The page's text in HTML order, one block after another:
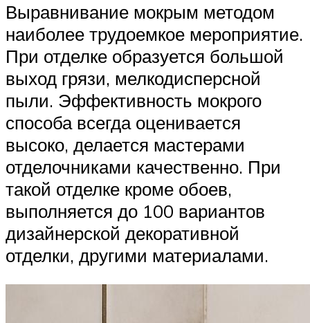
Выравнивание мокрым методом
наиболее трудоемкое мероприятие.
При отделке образуется большой
выход грязи, мелкодисперсной
пыли. Эффективность мокрого
способа всегда оценивается
высоко, делается мастерами
отделочниками качественно. При
такой отделке кроме обоев,
выполняется до 100 вариантов
дизайнерской декоративной
отделки, другими материалами.